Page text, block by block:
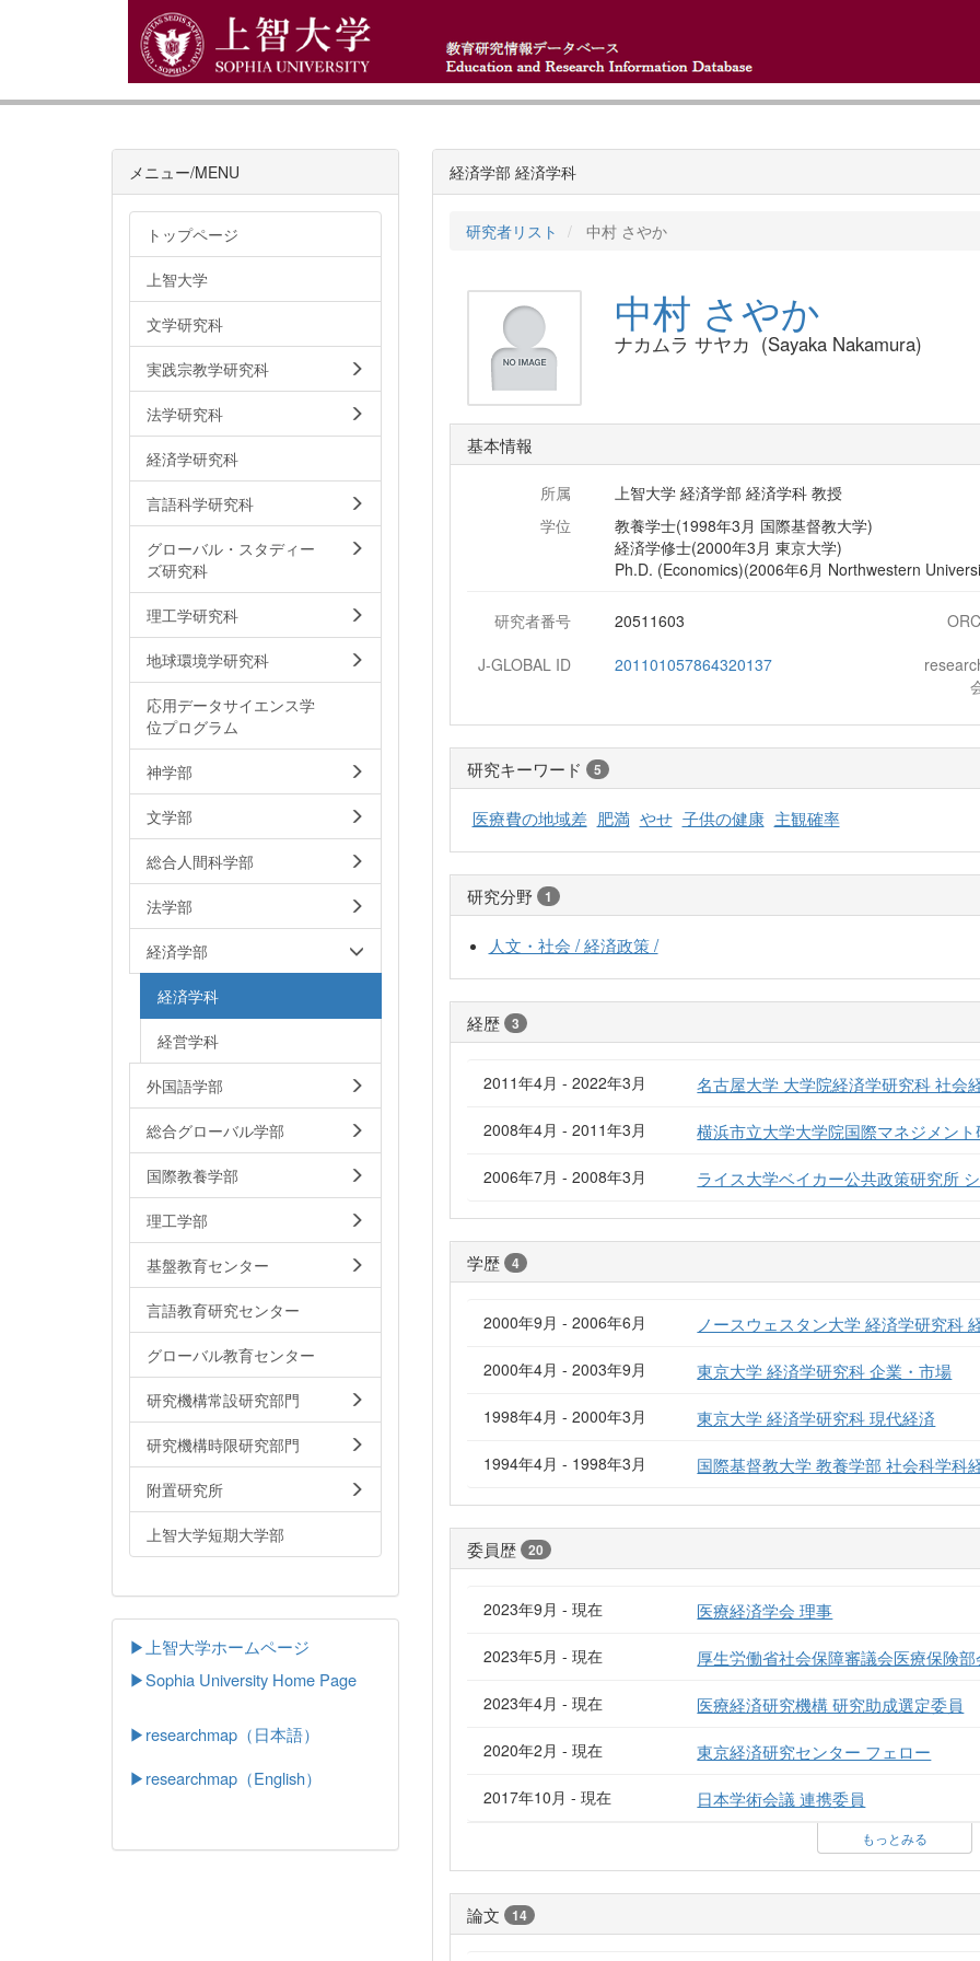
経済学部 経済学科
研究者リスト 中村 さやか
中村 さやか
ナカムラ サヤカ (Sayaka Nakamura)
基本情報
所属
上智大学 経済学部 経済学科 教授
学位
教養学士(1998年3月 国際基督教大学)
経済学修士(2000年3月 東京大学)
Ph.D. (Economics)(2006年6月 Northwestern
研究者番号 20511603
J-GLOBAL ID 201101057864320137
研究キーワード 5
医療費の地域差 肥満 やせ 子供の健康 主観確率
研究分野 1
人文・社会 / 経済政策 /
経歴 3
2011年4月 - 2022年3月 名古屋大学 大学院経済学研究科 社会
2008年4月 - 2011年3月 横浜市立大学大学院国際マネジメン
2006年7月 - 2008年3月 ライス大学ベイカー公共政策研究所
学歴 4
2000年9月 - 2006年6月 ノースウェスタン大学 経済学研究科
2000年4月 - 2003年9月 東京大学 経済学研究科 企業・市場
1998年4月 - 2000年3月 東京大学 経済学研究科 現代経済
1994年4月 - 1998年3月 国際基督教大学 教養学部 社会科学科
委員歴 20
2023年9月 - 現在 医療経済学会 理事
2023年5月 - 現在 厚生労働省社会保障審議会医療保険
2023年4月 - 現在 医療経済研究機構 研究助成選定委員
2020年2月 - 現在 東京経済研究センター フェロー
2017年10月 - 現在 日本学術会議 連携委員
もっとみる
論文 14
メニュー/MENU
トップページ
上智大学
文学研究科
実践宗教学研究科
法学研究科
経済学研究科
言語科学研究科
グローバル・スタディー
ズ研究科
理工学研究科
地球環境学研究科
応用データサイエンス学
位プログラム
神学部
文学部
総合人間科学部
法学部
経済学部
経済学科
経営学科
外国語学部
総合グローバル学部
国際教養学部
理工学部
基盤教育センター
言語教育研究センター
グローバル教育センター
研究機構常設研究部門
研究機構時限研究部門
附置研究所
上智大学短期大学部
▶上智大学ホームページ
▶Sophia University Home Page
▶researchmap（日本語）
▶researchmap（English）